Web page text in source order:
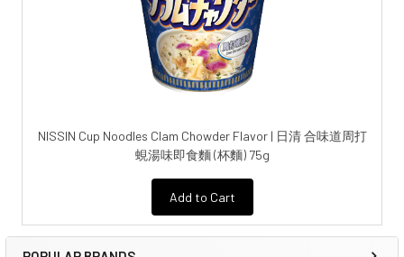
NISSIN Cup Noodles Clam Chowder Flavor | 日清 合味道周打
蜆湯味即食麵 (杯麵) 75g
Add to Cart